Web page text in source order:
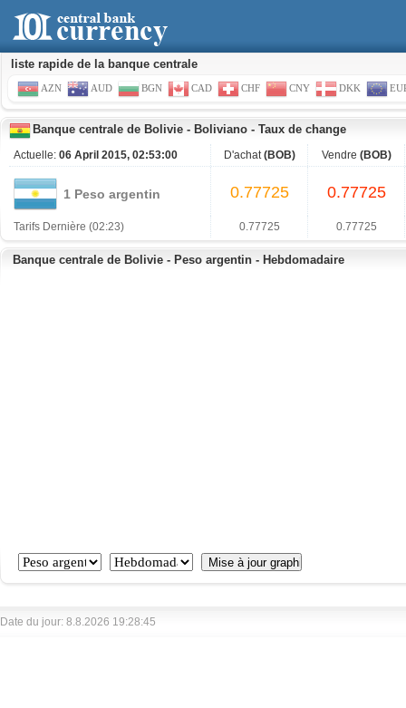
liste rapide de la banque centrale
AZN AUD BGN CAD CHF CNY DKK
Banque centrale de Bolivie - Boliviano - Taux de change
Actuelle: 06 April 2015, 02:53:00 D'achat(BOB) Vendre (BOB)
1 Peso argentin 0.77725 0.77725
Tarifs Dernière (02:23) 0.77725 0.77725
Banque centrale de Bolivie - Peso argentin - Hebdomadaire
Date du jour: 8.8.2026 19:28:45